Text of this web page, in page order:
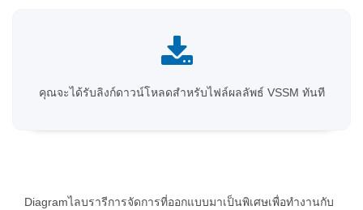
คุณจะได้รับลิงก์ดาวน์โหลดสำหรับไฟล์ผลลัพธ์ VSSM ทันที
Diagramไลบรารีการจัดการที่ออกแบบมาเป็นพิเศษเพื่อทำงานกับ